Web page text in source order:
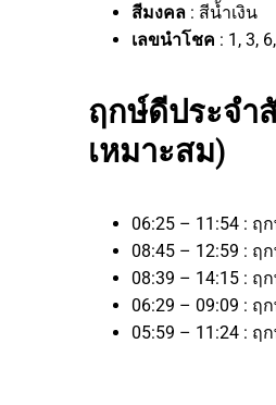
สีมงคล : สีน้ำเงิน
เลขนำโชค : 1, 3,
ฤกษ์ดีประจำ
เหมาะสม)
06:25 – 11:54 :
08:45 – 12:59 :
08:39 – 14:15 :
06:29 – 09:09 :
05:59 – 11:24 : ฤ